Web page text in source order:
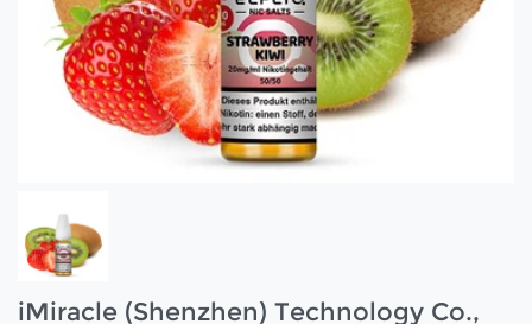
iMiracle (Shenzhen) Technology Co.,